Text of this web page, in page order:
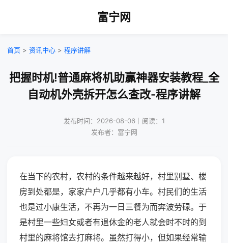
富宁网
首页 > 资讯中心 > 程序讲解
把握时机!普通麻将机助赢神器安装教程_全
自动机外壳拆开怎么查改-程序讲解
发布时间：2026-08-06｜阅读：1
发布者：富宁网
在当下的农村，农村的条件越来越好，村里别墅、楼
房到处都是，家家户户几乎都有小车。村民们的生活
也是过小康生活，不再为一日三餐为而奔波劳碌。于
是村里一些妇女或者有退休金的老人就会时不时的到
村里的麻将馆去打麻将。虽然打得小，但如果经常输